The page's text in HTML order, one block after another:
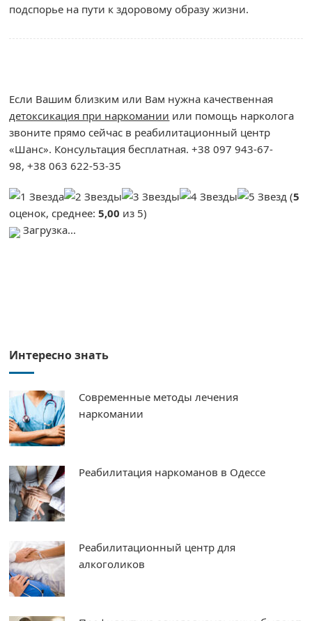
подспорье на пути к здоровому образу жизни.
Если Вашим близким или Вам нужна качественная
детоксикация при наркомании или помощь нарколога
звоните прямо сейчас в реабилитационный центр
«Шанс». Консультация бесплатная. +38 097 943-67-
98, +38 063 622-53-35
(5
оценок, среднее:5,00 из 5)
Загрузка...
Интересно знать
Современные методы лечения
наркомании
Реабилитация наркоманов в Одессе
Реабилитационный центр для
алкоголиков